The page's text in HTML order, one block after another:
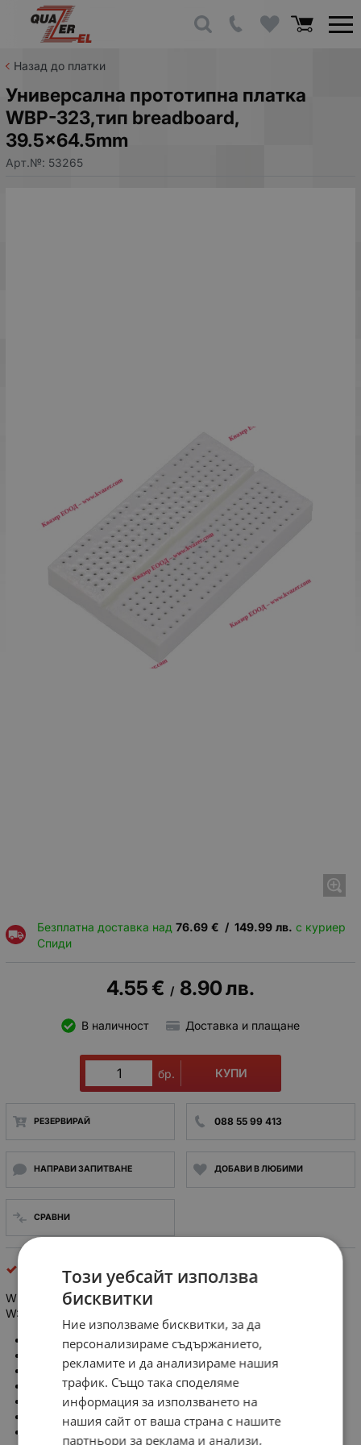
Назад до платки
Универсална прототипна платка
WBP-323,тип breadboard,
39.5x64.5mm
Арт.№: 53265
Безплатна доставка над 76.69 € / 149.99 лв. с куриер
Спиди
4.55€ / 8.90лв.
В наличност Доставка и плащане
бр. КУПИ
РЕЗЕРВИРАЙ 088 55 99 413
НАПРАВИ ЗАПИТВАНЕ ДОБАВИ В ЛЮБИМИ
СРАВНИ
WBP-323 Платка: универсална; прототипна, макетна
W:39.5mm; L:64.5mm
Производител: WISHER ENTERPRISE
Тип платка: универсална, прототипна, макетна
Широчина: 39.5mm
Дължина: 64.5mm
Диаметър на отвора: 0.8mm
количество контактни площадки: 270
Растер на площадките за запояване: 2.54mm
Този уебсайт използва
бисквитки
Ние използваме бисквитки, за да
персонализираме съдържанието,
рекламите и да анализираме нашия
трафик. Също така споделяме
информация за използването на
нашия сайт от ваша страна с нашите
партньори за реклама и анализи,